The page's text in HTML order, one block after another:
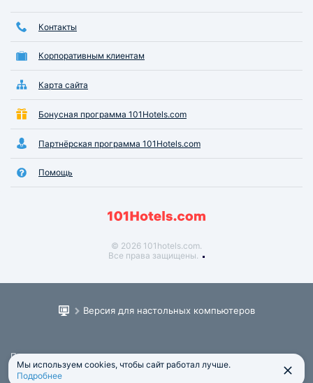
Контакты
Корпоративным клиентам
Карта сайта
Бонусная программа 101Hotels.com
Партнёрская программа 101Hotels.com
Помощь
© 2026 101hotels.com.
Все права защищены.
Версия для настольных компьютеров
Пользовательское соглашение
Юридическая информация
Мы используем cookies, чтобы сайт работал лучше.
Подробнее